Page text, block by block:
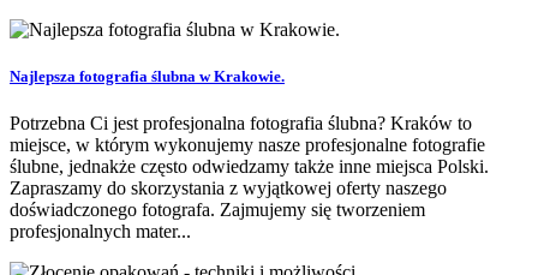
Najlepsza fotografia ślubna w Krakowie.
Potrzebna Ci jest profesjonalna fotografia ślubna? Kraków to
miejsce, w którym wykonujemy nasze profesjonalne fotografie
ślubne, jednakże często odwiedzamy także inne miejsca Polski.
Zapraszamy do skorzystania z wyjątkowej oferty naszego
doświadczonego fotografa. Zajmujemy się tworzeniem
profesjonalnych mater...